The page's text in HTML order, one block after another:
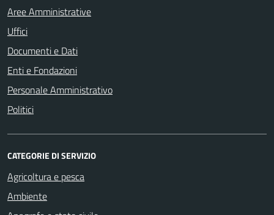
Aree Amministrative
Uffici
Documenti e Dati
Enti e Fondazioni
Personale Amministrativo
Politici
CATEGORIE DI SERVIZIO
Agricoltura e pesca
Ambiente